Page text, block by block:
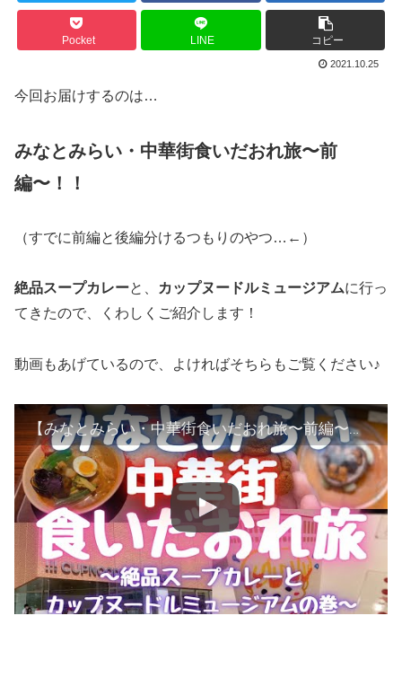
Pocket LINE コピー
2021.10.25
今回お届けするのは…
みなとみらい・中華街食いだおれ旅〜前
編〜！！
（すでに前編と後編分けるつもりのやつ…←）
絶品スープカレーと、 カップヌードルミュージアムに行っ
てきたので、くわしくご紹介します！
動画もあげているので、よければそちらもご覧ください♪
【みなとみらい・中華街食いだおれ旅〜前編〜】絶品スープカレーとカップヌードルミュージアムの巻